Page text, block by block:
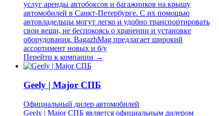
услуг аренды автобоксов и багажников на крышу
автомобилей в Санкт-Петербурге. С их помощью
автовладельцы могут легко и удобно транспортировать
свои вещи, не беспокоясь о хранении и установке
оборудования. BagazhMag предлагает широкий
ассортимент новых и б/у
Перейти к компании →
Geely | Major СПБ
Официальный дилер автомобилей
Geely | Major СПБ является официальным дилером